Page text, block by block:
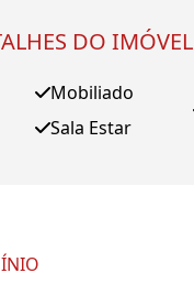
DO IMÓVEL
Mobiliado
Sala Estar